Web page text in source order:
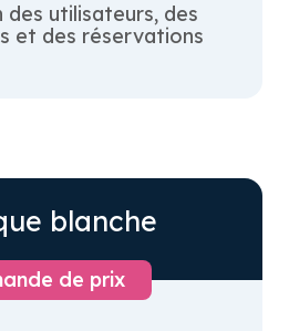
des utilisateurs, des
et des réservations
blanche
de prix